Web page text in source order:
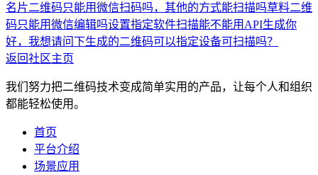
名片二维码只能用微信扫码吗，其他的方式能扫描吗草料二维
码只能用微信编辑吗设置指定软件扫描能不能用API生成你
好，我想请问下生成的二维码可以指定设备可扫描吗？
返回社区主页
我们努力把二维码技术变成简单实用的产品，让每个人和组织
都能轻松使用。
首页
平台介绍
场景应用